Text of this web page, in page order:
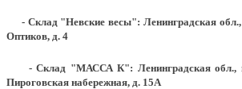
- Склад "Невские весы": Ленинградская обл.,
Оптиков, д. 4
- Склад "МАССА К": Ленинградская обл., г.
Пироговская набережная, д. 15А